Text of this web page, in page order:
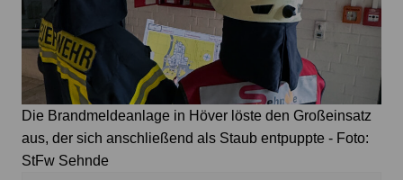
Die Brandmeldeanlage in Höver löste den Großeinsatz
aus, der sich anschließend als Staub entpuppte - Foto:
StFw Sehnde